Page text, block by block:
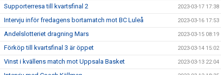
Supporterresa till kvartsfinal 2 2023-03-17 17:38
Intervju inför fredagens bortamatch mot BC Luleå 2023-03-16 17:53
Andelslotteriet dragning Mars 2023-03-15 08:19
Förköp till kvartsfinal 3 är öppet 2023-03-14 15:02
Vinst i kvällens match mot Uppsala Basket 2023-03-13 22:04